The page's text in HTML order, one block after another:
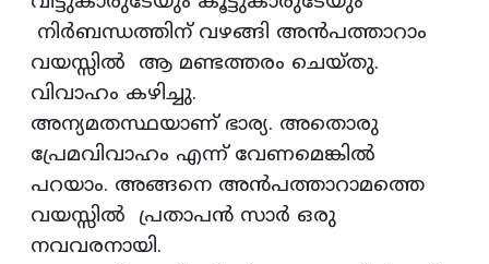
നിർബന്ധത്തിന് വഴങ്ങി അന്‍പത്താറാം
വയസ്സില്‍ ആ മണ്ടത്തരം ചെയ്തു.
വിവാഹം കഴിച്ചു.
അന്യമതസ്ഥയാണ് ഭാര്യ. അതൊരു
പ്രേമവിവാഹം എന്ന് വേണമെങ്കിൽ
പറയാം. അങ്ങനെ അന്‍പത്താറാമത്തെ
വയസ്സില്‍ പ്രതാപൻ സാർ ഒരു
നവവരനായി.